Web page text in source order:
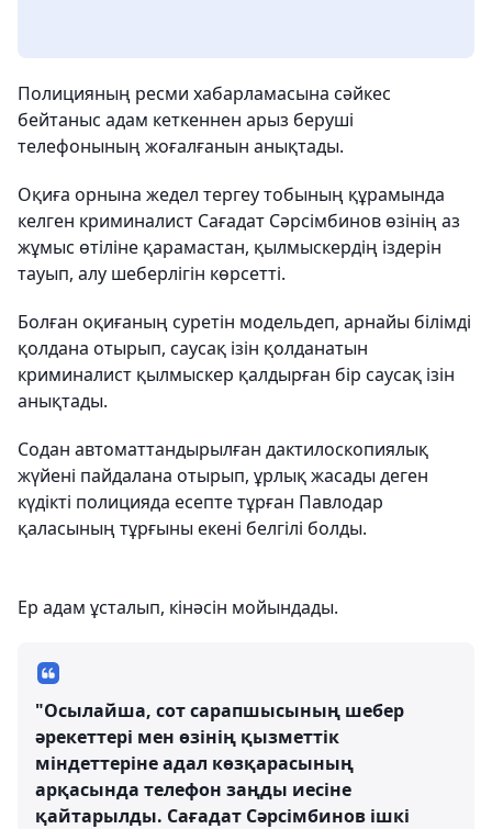
Полицияның ресми хабарламасына сәйкес
бейтаныс адам кеткеннен арыз беруші
телефонының жоғалғанын анықтады.
Оқиға орнына жедел тергеу тобының құрамында
келген криминалист Сағадат Сәрсімбинов өзінің аз
жұмыс өтіліне қарамастан, қылмыскердің іздерін
тауып, алу шеберлігін көрсетті.
Болған оқиғаның суретін модельдеп, арнайы білімді
қолдана отырып, саусақ ізін қолданатын
криминалист қылмыскер қалдырған бір саусақ ізін
анықтады.
Содан автоматтандырылған дактилоскопиялық
жүйені пайдалана отырып, ұрлық жасады деген
күдікті полицияда есепте тұрған Павлодар
қаласының тұрғыны екені белгілі болды.
Ер адам ұсталып, кінәсін мойындады.
"Осылайша, сот сарапшысының шебер
әрекеттері мен өзінің қызметтік
міндеттеріне адал көзқарасының
арқасында телефон заңды иесіне
қайтарылды. Сағадат Сәрсімбинов ішкі